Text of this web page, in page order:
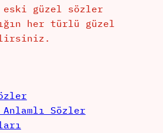
eski güzel sözler
her türlü güzel
Sözler